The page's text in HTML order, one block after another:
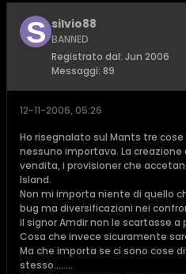
silvio88
BANNED
Registrato dal: Jun 2006
Messaggi: 89
12-11-2006, 05:26
Ho risegnalato sul Mants tre
nessuno importava. La creazione
vendita, i provisioner che
Island.
Non mi importa niente di quello
bug ma diversificazioni nei
il signor Amdir non le scartasse a
Cosa che invece sicuramente
Ma che importa se ci sono cose
stesso........